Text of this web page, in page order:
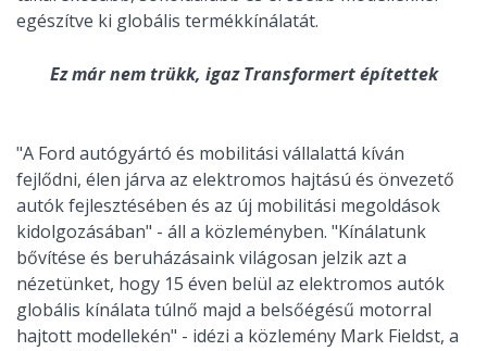
egészítve ki globális termékkínálatát.
Ez már nem trükk, igaz Transformert építettek
"A Ford autógyártó és mobilitási vállalattá kíván
fejlődni, élen járva az elektromos hajtású és önvezető
autók fejlesztésében és az új mobilitási megoldások
kidolgozásában" - áll a közleményben. "Kínálatunk
bővítése és beruházásaink világosan jelzik azt a
nézetünket, hogy 15 éven belül az elektromos autók
globális kínálata túlnő majd a belsőégésű motorral
hajtott modellekén" - idézi a közlemény Mark Fieldst, a